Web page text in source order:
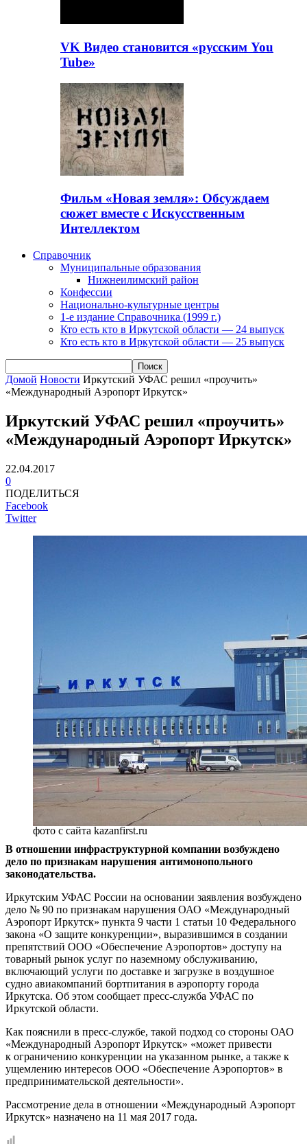
VK Видео становится «русским You
Tube»
Фильм «Новая земля»: Обсуждаем
сюжет вместе с Искусственным
Интеллектом
Справочник
Муниципальные образования
Нижнеилимский район
Конфессии
Национально-культурные центры
1-е издание Справочника (1999 г.)
Кто есть кто в Иркутской области — 24 выпуск
Кто есть кто в Иркутской области — 25 выпуск
Домой Новости Иркутский УФАС решил «проучить»
«Международный Аэропорт Иркутск»
Иркутский УФАС решил «проучить»
«Международный Аэропорт Иркутск»
22.04.2017
0
ПОДЕЛИТЬСЯ
Facebook
Twitter
фото с сайта kazanfirst.ru
В отношении инфраструктурной компании возбуждено
дело по признакам нарушения антимонопольного
законодательства.
Иркутским УФАС России на основании заявления возбуждено
дело № 90 по признакам нарушения ОАО «Международный
Аэропорт Иркутск» пункта 9 части 1 статьи 10 Федерального
закона «О защите конкуренции», выразившимся в создании
препятствий ООО «Обеспечение Аэропортов» доступу на
товарный рынок услуг по наземному обслуживанию,
включающий услуги по доставке и загрузке в воздушное
судно авиакомпаний бортпитания в аэропорту города
Иркутска. Об этом сообщает пресс-служба УФАС по
Иркутской области.
Как пояснили в пресс-службе, такой подход со стороны ОАО
«Международный Аэропорт Иркутск» «может привести
к ограничению конкуренции на указанном рынке, а также к
ущемлению интересов ООО «Обеспечение Аэропортов» в
предпринимательской деятельности».
Рассмотрение дела в отношении «Международный Аэропорт
Иркутск» назначено на 11 мая 2017 года.